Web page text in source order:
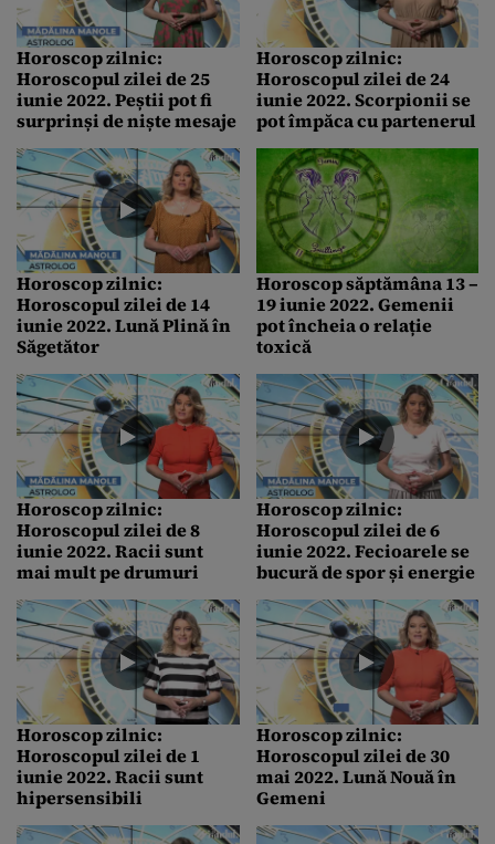
Horoscop zilnic:
Horoscopul zilei de 25
iunie 2022. Peștii pot fi
surprinși de niște mesaje
Horoscop zilnic:
Horoscopul zilei de 24
iunie 2022. Scorpionii se
pot împăca cu partenerul
Horoscop zilnic:
Horoscopul zilei de 14
iunie 2022. Lună Plină în
Săgetător
Horoscop săptămâna 13 –
19 iunie 2022. Gemenii
pot încheia o relație
toxică
Horoscop zilnic:
Horoscopul zilei de 8
iunie 2022. Racii sunt
mai mult pe drumuri
Horoscop zilnic:
Horoscopul zilei de 6
iunie 2022. Fecioarele se
bucură de spor și energie
Horoscop zilnic:
Horoscopul zilei de 1
iunie 2022. Racii sunt
hipersensibili
Horoscop zilnic:
Horoscopul zilei de 30
mai 2022. Lună Nouă în
Gemeni